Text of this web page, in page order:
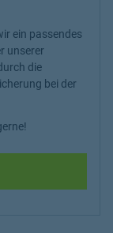
ein passendes
unserer
die
bei der